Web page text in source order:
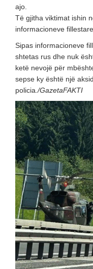
ajo.
Të gjitha viktimat ishin
informacioneve
Sipas informacioneve
shtetas rus dhe nuk
ketë nevojë për
sepse ky është një
policia ./GazetaFAKTI